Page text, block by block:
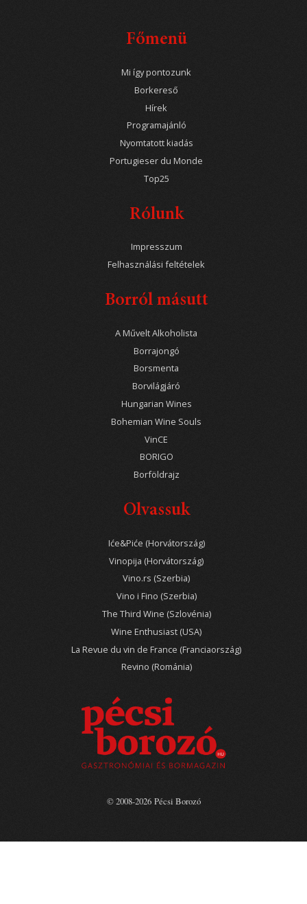
Főmenü
Mi így pontozunk
Borkereső
Hírek
Programajánló
Nyomtatott kiadás
Portugieser du Monde
Top25
Rólunk
Impresszum
Felhasználási feltételek
Borról másutt
A Művelt Alkoholista
Borrajongó
Borsmenta
Borvilágjáró
Hungarian Wines
Bohemian Wine Souls
VinCE
BORIGO
Borföldrajz
Olvassuk
Iće&Piće (Horvátország)
Vinopija (Horvátország)
Vino.rs (Szerbia)
Vino i Fino (Szerbia)
The Third Wine (Szlovénia)
Wine Enthusiast (USA)
La Revue du vin de France (Franciaország)
Revino (Románia)
© 2008-2026 Pécsi Borozó